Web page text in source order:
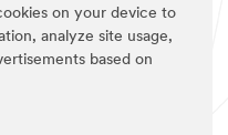
on your device to
analyze site usage,
based on